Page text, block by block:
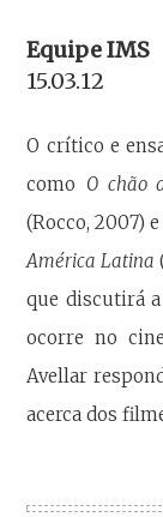
Equipe IMS
15.03.12
O crítico e
como O chão
(Rocco, 2007)
América Latina
que discutirá
ocorre no
Avellar
acerca dos